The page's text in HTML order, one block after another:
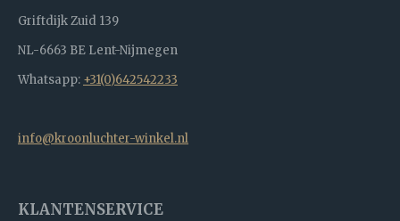
Griftdijk Zuid 139
NL-6663 BE Lent-Nijmegen
Whatsapp: +31(0)642542233
info@kroonluchter-winkel.nl
KLANTENSERVICE